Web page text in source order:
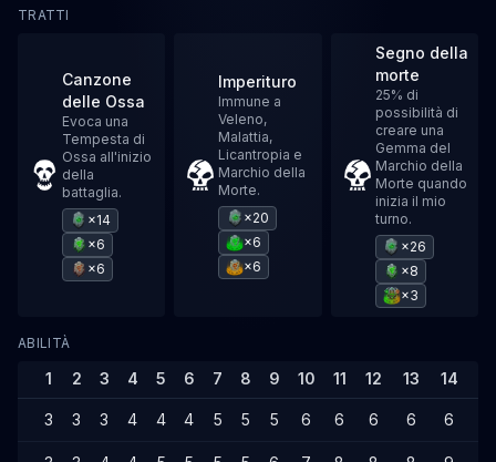
TRATTI
Canzone
delle Ossa
Evoca una
Tempesta di
Ossa all'inizio
della
battaglia.
×14
×6
×6
Imperituro
Immune a
Veleno,
Malattia,
Licantropia e
Marchio della
Morte.
×20
×6
×6
Segno della
morte
25% di
possibilità di
creare una
Gemma del
Marchio della
Morte quando
inizia il mio
turno.
×26
×8
×3
ABILITÀ
1 2 3 4 5 6 7 8 9 10 11 12 13 14
3 3 3 4 4 4 5 5 5 6 6 6 6 6